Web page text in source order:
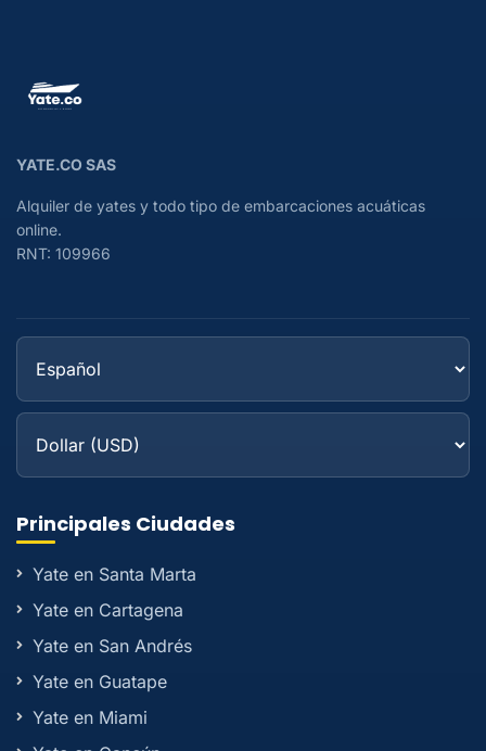
YATE.CO SAS
Alquiler de yates y todo tipo de embarcaciones acuáticas
online.
RNT: 109966
Principales Ciudades
Yate en Santa Marta
Yate en Cartagena
Yate en San Andrés
Yate en Guatape
Yate en Miami